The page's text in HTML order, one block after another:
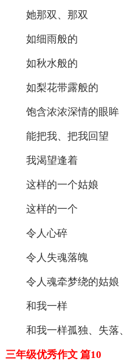
她那双、那双
如细雨般的
如秋水般的
如梨花带露般的
饱含浓浓深情的眼眸
能把我、把我回望
我渴望逢着
这样的一个姑娘
这样的一个
令人心碎
令人失魂落魄
令人魂牵梦绕的姑娘
和我一样
和我一样孤独、失落
三年级优秀作文 篇10